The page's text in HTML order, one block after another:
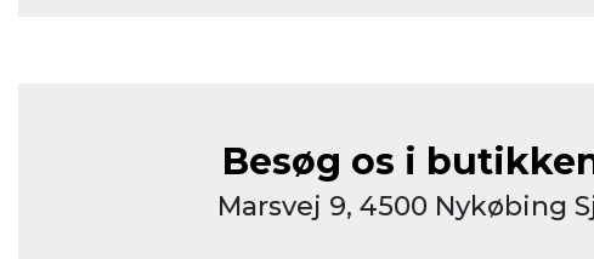
Besøg os i
Marsvej 9, 4500 Nykøbing